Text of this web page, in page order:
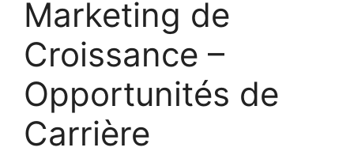
Marketing de
Croissance –
Opportunités de
Carrière